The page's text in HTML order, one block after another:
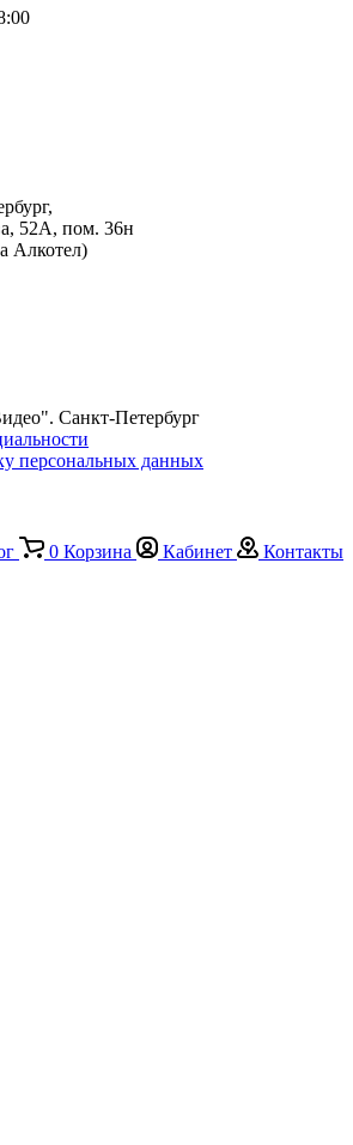
52А, пом. 36н
Алкотел)
Санкт-Петербург
персональных данных
0 Корзина Кабинет Контакты